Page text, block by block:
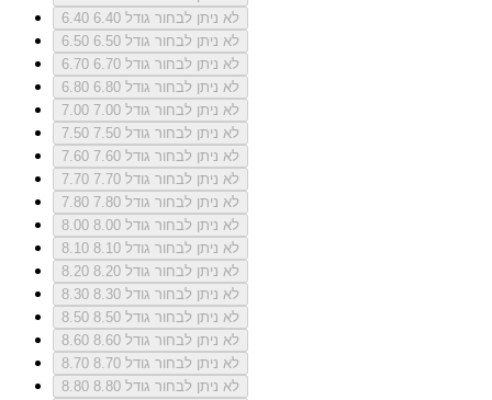
6.40
לא ניתן לבחור גודל 6.40
6.50
לא ניתן לבחור גודל 6.50
6.70
לא ניתן לבחור גודל 6.70
6.80
לא ניתן לבחור גודל 6.80
7.00
לא ניתן לבחור גודל 7.00
7.50
לא ניתן לבחור גודל 7.50
7.60
לא ניתן לבחור גודל 7.60
7.70
לא ניתן לבחור גודל 7.70
7.80
לא ניתן לבחור גודל 7.80
8.00
לא ניתן לבחור גודל 8.00
8.10
לא ניתן לבחור גודל 8.10
8.20
לא ניתן לבחור גודל 8.20
8.30
לא ניתן לבחור גודל 8.30
8.50
לא ניתן לבחור גודל 8.50
8.60
לא ניתן לבחור גודל 8.60
8.70
לא ניתן לבחור גודל 8.70
8.80
לא ניתן לבחור גודל 8.80